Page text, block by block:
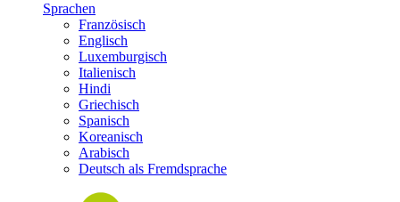
Sprachen
Französisch
Englisch
Luxemburgisch
Italienisch
Hindi
Griechisch
Spanisch
Koreanisch
Arabisch
Deutsch als Fremdsprache